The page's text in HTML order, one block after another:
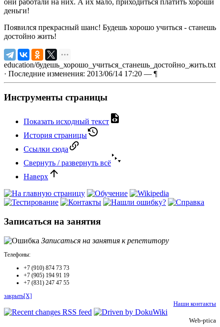
деньги!
Появился прекрасный шанс! Будешь хорошо учиться - станешь
достойно жить!
education/будешь_хорошо_учиться_станешь_достойно_жить.txt
· Последние изменения: 2013/06/14 17:20 — ¶
Инструменты страницы
Показать исходный текст
История страницы
Ссылки сюда
Свернуть / развернуть всё
Наверх
Записаться на занятия
Записаться на занятия к репетитору
Телефоны:
+7 (910) 874 73 73
+7 (905) 194 91 19
+7 (831) 247 47 55
закрыть[X]
Наши контакты
Web-ptica